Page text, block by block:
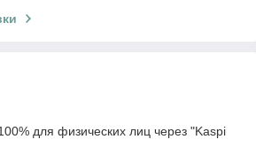
для физических лиц через "Kaspi